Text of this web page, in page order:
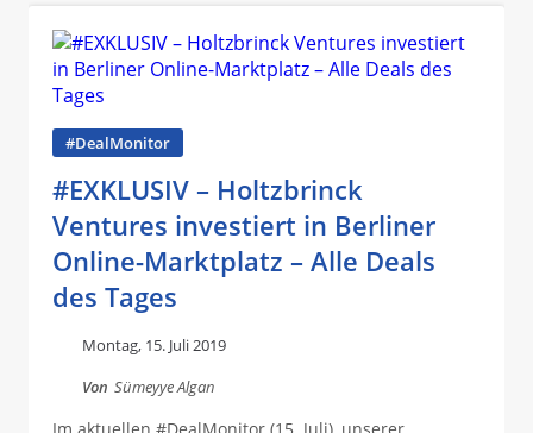
#DealMonitor
#EXKLUSIV – Holtzbrinck
Ventures investiert in Berliner
Online-Marktplatz – Alle Deals
des Tages
Montag, 15. Juli 2019
Von Sümeyye Algan